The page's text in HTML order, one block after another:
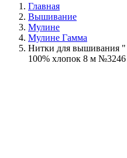
Главная
Вышивание
Мулине
Мулине Гамма
Нитки для вышивания "
100% хлопок 8 м №3246